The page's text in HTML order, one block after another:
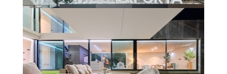
ESTACIÓN VIALIA VIGO – URZAIZ